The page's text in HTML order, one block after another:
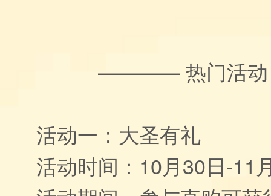
———— 热门活
活动一：大圣有礼
活动时间：10月30日-11